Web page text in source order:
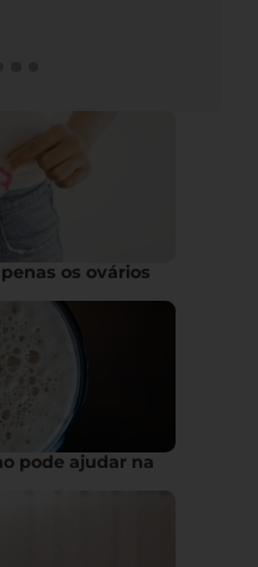
os ovários
pode ajudar na